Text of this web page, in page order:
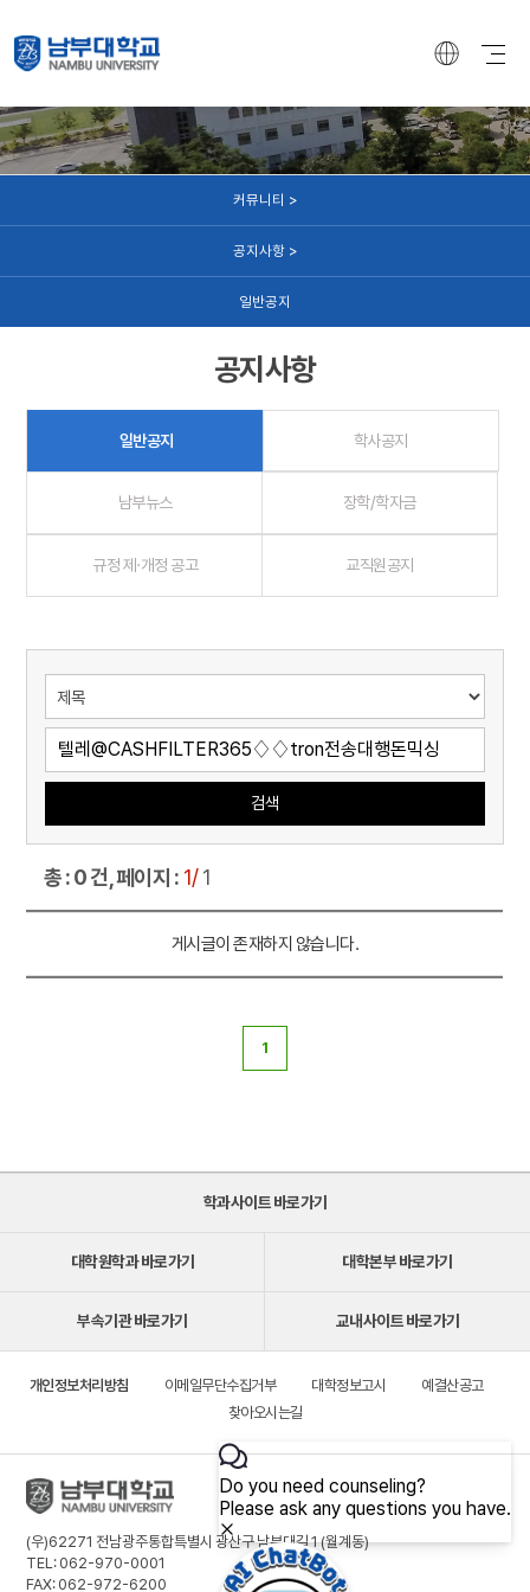
커뮤니티 >
공지사항 >
일반공지
공지사항
일반공지 학사공지
남부뉴스 장학/학자금
규정 제·개정 공고 교직원공지
검색
총 : 0 건, 페이지 : 1/1
게시글이 존재하지 않습니다.
1
학과사이트 바로가기
대학원학과 바로가기 대학본부 바로가기
부속기관 바로가기 교내사이트 바로가기
개인정보처리방침 이메일무단수집거부 대학정보고시
예결산공고
찾아오시는길
(우)62271 전남광주통합특별시 광산구 남부대길 1 (월계동)
TEL: 062-970-0001
FAX: 062-972-6200